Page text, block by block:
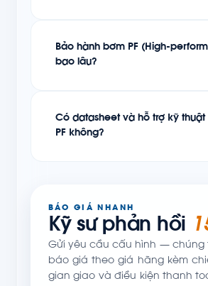
Bảo hành bơm PF (High-
bao lâu?
Có datasheet và hỗ trợ kỹ
PF không?
BÁO GIÁ NHANH
Kỹ sư phản hồi
Gửi yêu cầu cấu hình — chúng
báo giá theo giá hãng kèm
gian giao và điều kiện thanh